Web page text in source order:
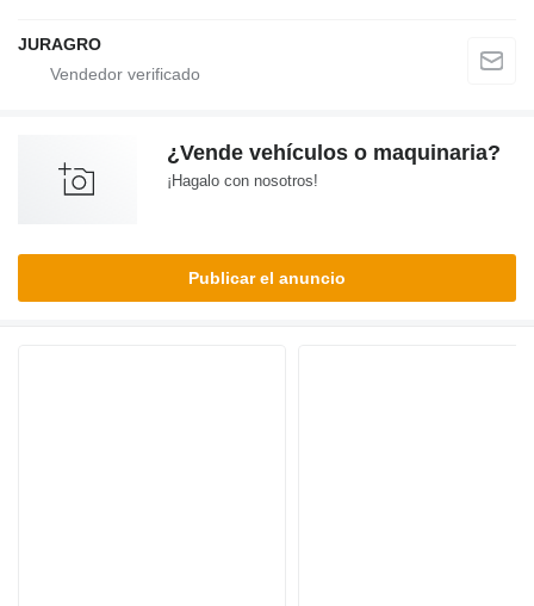
JURAGRO
¿Vende vehículos o maquinaria?
¡Hagalo con nosotros!
Publicar el anuncio